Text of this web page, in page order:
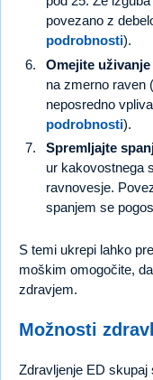
povezano z
podrobnosti).
Omejite
na zmerno raven
neposredno
podrobnosti).
Spremljajte
ur kakovostnega
ravnovesje.
spanjem se
S temi ukrepi lahko
moškim omogočite,
zdravjem.
Možnosti
Zdravljenje ED